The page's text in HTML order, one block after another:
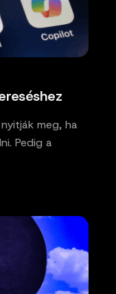
meg, ha
Pedig a